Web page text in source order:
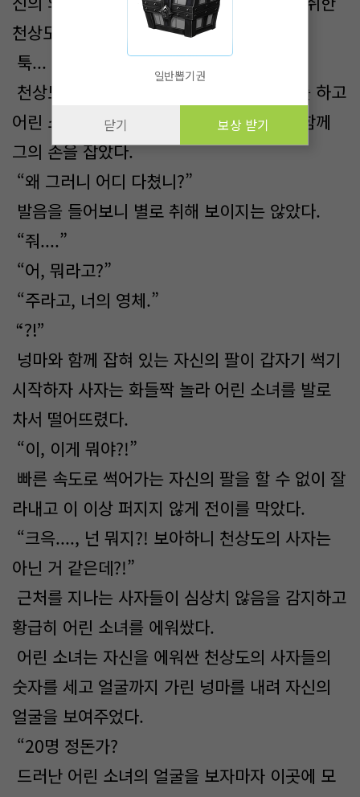
천상도의 사자와 어깨를 부딪쳤다.
툭...
천상도의 사자는 취객이었지만 바로 사과를 하고
어린 소녀를 지나치려는데, 갑자기 넝마와 함께
그의 손을 잡았다.
“왜 그러니 어디 다쳤니?”
발음을 들어보니 별로 취해 보이지는 않았다.
“줘....”
“어, 뭐라고?”
“주라고, 너의 영체.”
“?!”
넝마와 함께 잡혀 있는 자신의 팔이 갑자기 썩기
시작하자 사자는 화들짝 놀라 어린 소녀를 발로
차서 떨어뜨렸다.
“이, 이게 뭐야?!”
빠른 속도로 썩어가는 자신의 팔을 할 수 없이 잘
라내고 이 이상 퍼지지 않게 전이를 막았다.
“크윽...., 넌 뭐지?! 보아하니 천상도의 사자는
아닌 거 같은데?!”
근처를 지나는 사자들이 심상치 않음을 감지하고
황급히 어린 소녀를 에워쌌다.
어린 소녀는 자신을 에워싼 천상도의 사자들의
숫자를 세고 얼굴까지 가린 넝마를 내려 자신의
얼굴을 보여주었다.
“20명 정돈가?
드러난 어린 소녀의 얼굴을 보자마자 이곳에 모
일반뽑기권
닫기 보상 받기